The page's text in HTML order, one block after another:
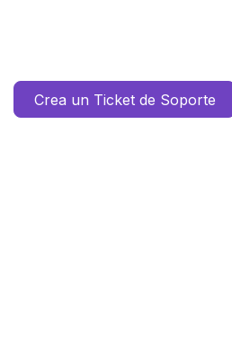
Crea un Ticket de Soporte